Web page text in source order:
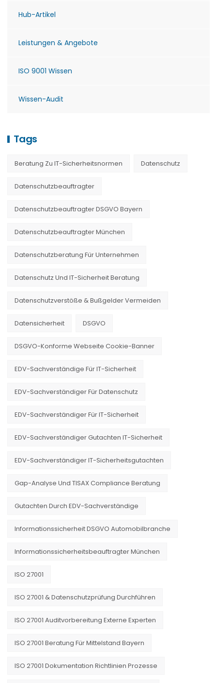
Hub-Artikel
Leistungen & Angebote
ISO 9001 Wissen
Wissen-Audit
Tags
Beratung Zu IT-Sicherheitsnormen Datenschutz
Datenschutzbeauftragter
Datenschutzbeauftragter DSGVO Bayern
Datenschutzbeauftragter München
Datenschutzberatung Für Unternehmen
Datenschutz Und IT-Sicherheit Beratung
Datenschutzverstöße & Bußgelder Vermeiden
Datensicherheit DSGVO
DSGVO-Konforme Webseite Cookie-Banner
EDV-Sachverständige Für IT-Sicherheit
EDV-Sachverständiger Für Datenschutz
EDV-Sachverständiger Für IT-Sicherheit
EDV-Sachverständiger Gutachten IT-Sicherheit
EDV-Sachverständiger IT-Sicherheitsgutachten
Gap-Analyse Und TISAX Compliance Beratung
Gutachten Durch EDV-Sachverständige
Informationssicherheit DSGVO Automobilbranche
Informationssicherheitsbeauftragter München
ISO 27001
ISO 27001 & Datenschutzprüfung Durchführen
ISO 27001 Auditvorbereitung Externe Experten
ISO 27001 Beratung Für Mittelstand Bayern
ISO 27001 Dokumentation Richtlinien Prozesse